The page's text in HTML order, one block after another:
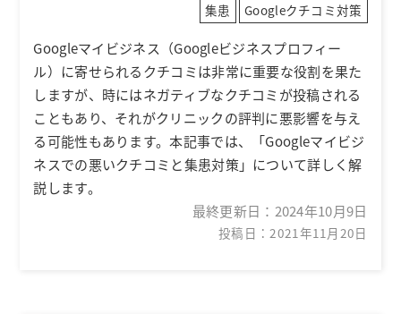
集患 Googleクチコミ対策
Googleマイビジネス（Googleビジネスプロフィー
ル）に寄せられるクチコミは非常に重要な役割を果た
しますが、時にはネガティブなクチコミが投稿される
こともあり、それがクリニックの評判に悪影響を与え
る可能性もあります。本記事では、「Googleマイビジ
ネスでの悪いクチコミと集患対策」について詳しく解
説します。
最終更新日： 2024年10月9日
投稿日：2021年11月20日